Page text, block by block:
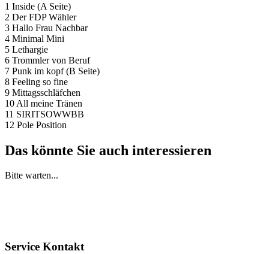
1 Inside (A Seite)
2 Der FDP Wähler
3 Hallo Frau Nachbar
4 Minimal Mini
5 Lethargie
6 Trommler von Beruf
7 Punk im kopf (B Seite)
8 Feeling so fine
9 Mittagsschläfchen
10 All meine Tränen
11 SIRITSOWWBB
12 Pole Position
Das könnte Sie auch interessieren
Bitte warten...
Service Kontakt